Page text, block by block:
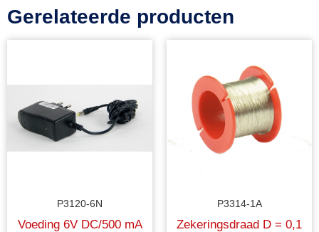
Gerelateerde producten
P3120-6N
Voeding 6V DC/500 mA
P3314-1A
Zekeringsdraad D = 0,1